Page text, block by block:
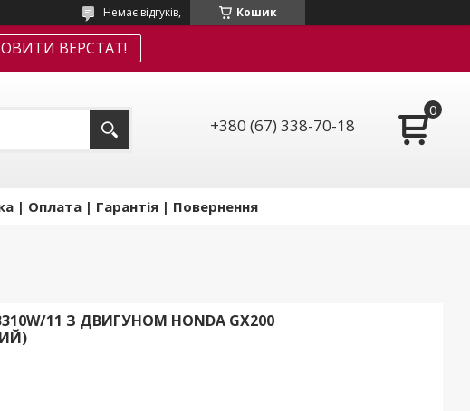
Кошик
Немає відгуків,
ВЕРСТАТ!
+380 (67) 338-70-18
| Оплата | Гарантія | Повернення
11 З ДВИГУНОМ HONDA GX200